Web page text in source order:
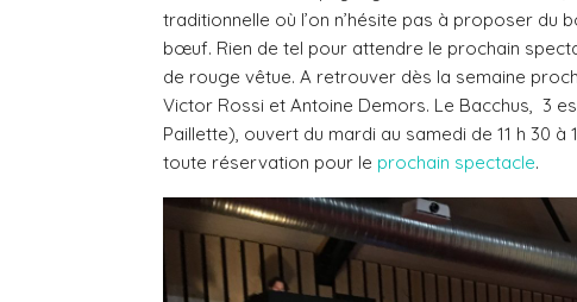
traditionnelle où l’on n’hésite pas à proposer du
bœuf. Rien de tel pour attendre le prochain
de rouge vêtue. A retrouver dès la semaine
Victor Rossi et Antoine Demors. Le Bacchus, 3
Paillette), ouvert du mardi au samedi de 11 h 30 à
toute réservation pour le prochain spectacle.